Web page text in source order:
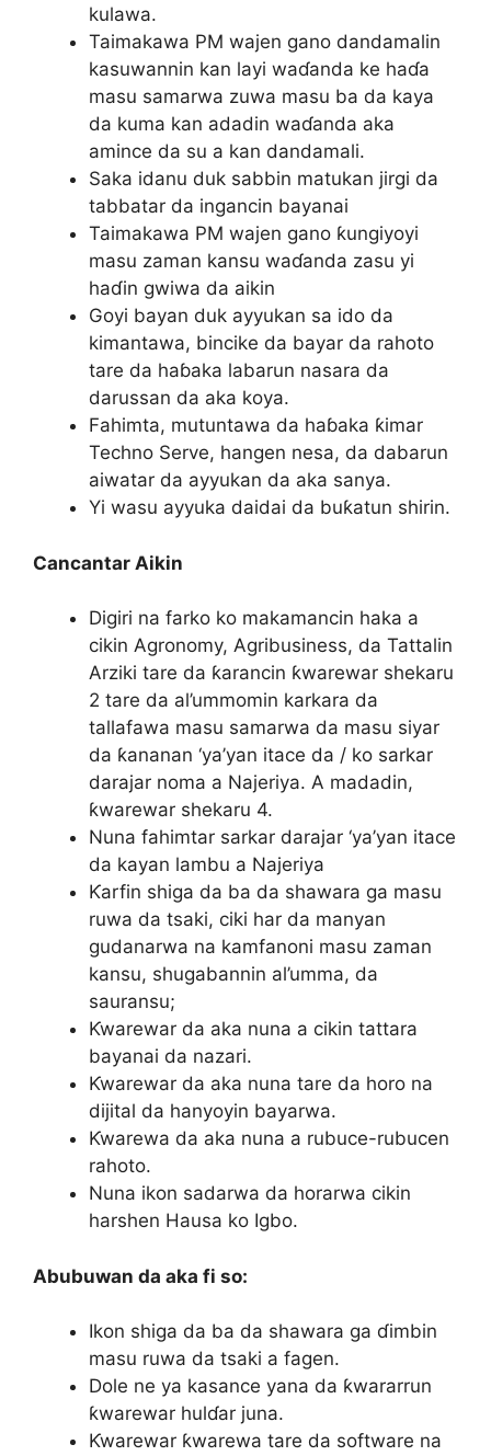
kulawa.
Taimakawa PM wajen gano dandamalin
kasuwannin kan layi waɗanda ke haɗa
masu samarwa zuwa masu ba da kaya
da kuma kan adadin waɗanda aka
amince da su a kan dandamali.
Saka idanu duk sabbin matukan jirgi da
tabbatar da ingancin bayanai
Taimakawa PM wajen gano ƙungiyoyi
masu zaman kansu waɗanda zasu yi
haɗin gwiwa da aikin
Goyi bayan duk ayyukan sa ido da
kimantawa, bincike da bayar da rahoto
tare da haɓaka labarun nasara da
darussan da aka koya.
Fahimta, mutuntawa da haɓaka ƙimar
Techno Serve, hangen nesa, da dabarun
aiwatar da ayyukan da aka sanya.
Yi wasu ayyuka daidai da buƙatun shirin.
Cancantar Aikin
Digiri na farko ko makamancin haka a
cikin Agronomy, Agribusiness, da Tattalin
Arziki tare da ƙarancin ƙwarewar shekaru
2 tare da al’ummomin karkara da
tallafawa masu samarwa da masu siyar
da ƙananan ‘ya’yan itace da / ko sarkar
darajar noma a Najeriya. A madadin,
ƙwarewar shekaru 4.
Nuna fahimtar sarkar darajar ‘ya’yan itace
da kayan lambu a Najeriya
Ƙarfin shiga da ba da shawara ga masu
ruwa da tsaki, ciki har da manyan
gudanarwa na kamfanoni masu zaman
kansu, shugabannin al’umma, da
sauransu;
Ƙwarewar da aka nuna a cikin tattara
bayanai da nazari.
Ƙwarewar da aka nuna tare da horo na
dijital da hanyoyin bayarwa.
Ƙwarewa da aka nuna a rubuce-rubucen
rahoto.
Nuna ikon sadarwa da horarwa cikin
harshen Hausa ko Igbo.
Abubuwan da aka fi so:
Ikon shiga da ba da shawara ga ɗimbin
masu ruwa da tsaki a fagen.
Dole ne ya kasance yana da ƙwararrun
ƙwarewar hulɗar juna.
Ƙwarewar ƙwarewa tare da software na